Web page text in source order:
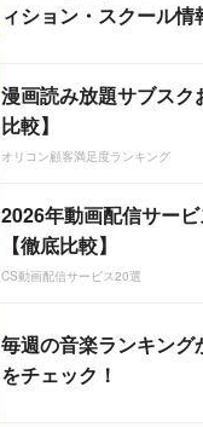
ィション・スクール
漫画読み放題サブス
比較】
オリコン顧客満足度ランキング
2026年動画配信サー
【徹底比較】
CS動画配信サービス20選
毎週の音楽ランキン
をチェック！